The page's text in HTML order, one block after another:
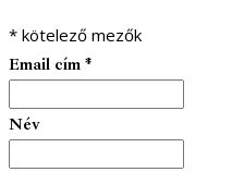
* kötelező mezők
Email cím *
Név